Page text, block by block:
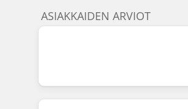
ASIAKKAIDEN ARVIOT